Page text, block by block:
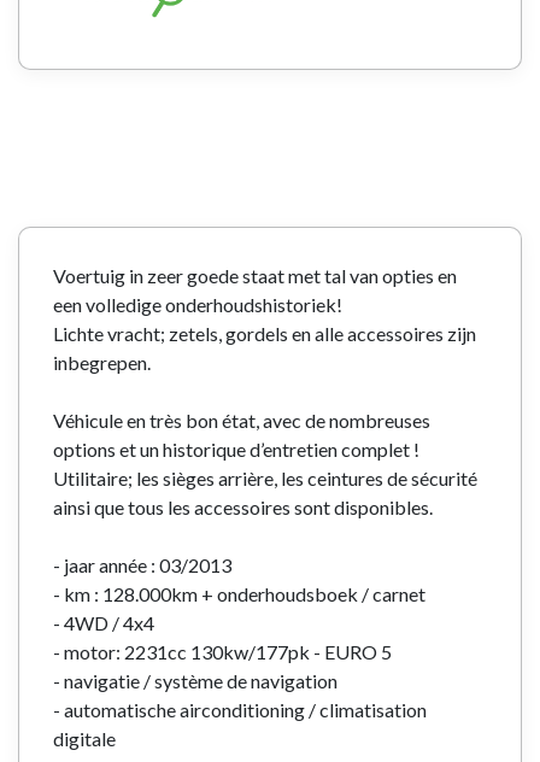
Voertuig in zeer goede staat met tal van opties en
een volledige onderhoudshistoriek!
Lichte vracht; zetels, gordels en alle accessoires zijn
inbegrepen.
Véhicule en très bon état, avec de nombreuses
options et un historique d’entretien complet !
Utilitaire; les sièges arrière, les ceintures de sécurité
ainsi que tous les accessoires sont disponibles.
- jaar année : 03/2013
- km : 128.000km + onderhoudsboek / carnet
- 4WD / 4x4
- motor: 2231cc 130kw/177pk - EURO 5
- navigatie / système de navigation
- automatische airconditioning / climatisation
digitale